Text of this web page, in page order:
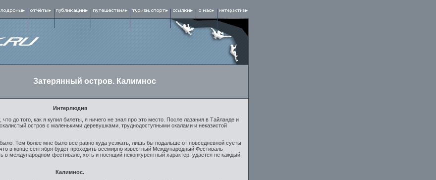
Затерянный остров. Калимнос
Интерлюдия
до того, как я купил билеты, я ничего не знал про это место. После лазания в Тайланде и
остров с маленькими деревушками, труднодоступными скалами и неказистой
Тем более мне было все равно куда уезжать, лишь бы подальше от повседневной суеты
в конце сентября будет проходить всемирно известный Международный Фестиваль
в международном фестивале, хоть и носящий неконкурентный характер, удается не каждый
Калимнос.